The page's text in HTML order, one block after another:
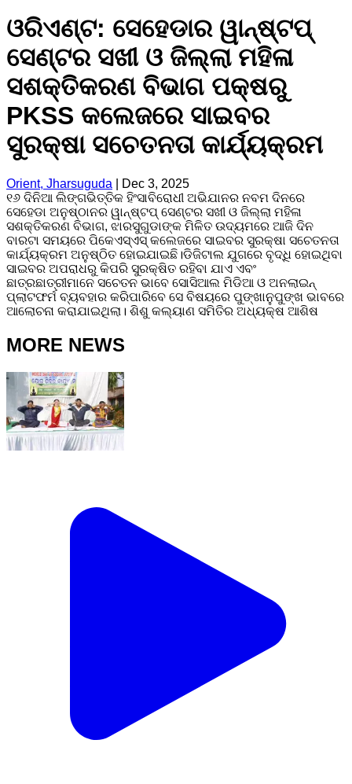
ଓରିଏଣ୍ଟ: ସେହେଡାର ୱାନ୍‌ଷ୍ଟପ୍‌
ସେଣ୍ଟର ସଖୀ ଓ ଜିଲ୍ଲା ମହିଳା
ସଶକ୍ତିକରଣ ବିଭାଗ ପକ୍ଷରୁ
PKSS କଲେଜରେ ସାଇବର
ସୁରକ୍ଷା ସଚେତନତା କାର୍ଯ୍ୟକ୍ରମ
Orient, Jharsuguda
Dec 3, 2025
୧୬ ଦିନିଆ ଲିଙ୍ଗଭିତ୍ତିକ ହିଂସାବିରୋଧୀ ଅଭିଯାନର ନବମ ଦିନରେ
ସେହେଡା ଅନୁଷ୍ଠାନର ୱାନ୍‌ଷ୍ଟପ୍‌ ସେଣ୍ଟର ସଖୀ ଓ ଜିଲ୍ଲା ମହିଳା
ସଶକ୍ତିକରଣ ବିଭାଗ, ଝାରସୁଗୁଡାଙ୍କ ମିଳିତ ଉଦ୍ୟମରେ ଆଜି ଦିନ
ବାରଟା ସମୟରେ ପିକେଏସ୍‌ଏସ୍‌ କଲେଜରେ ସାଇବର ସୁରକ୍ଷା ସଚେତନତା
କାର୍ଯ୍ୟକ୍ରମ ଅନୁଷ୍ଠିତ ହୋଇଯାଇଛି।ଡିଜିଟାଲ ଯୁଗରେ ବୃଦ୍ଧି ହୋଇଥିବା
ସାଇବର ଅପରାଧରୁ କିପରି ସୁରକ୍ଷିତ ରହିବା ଯାଏ ଏବଂ
ଛାତ୍ରଛାତ୍ରୀମାନେ ସଚେତନ ଭାବେ ସୋସିଆଲ ମିଡିଆ ଓ ଅନଲାଇନ୍
ପ୍ଲାଟଫର୍ମ ବ୍ୟବହାର କରିପାରିବେ ସେ ବିଷୟରେ ପୁଙ୍ଖାନୁପୁଙ୍ଖ ଭାବରେ
ଆଲୋଚନା କରାଯାଇଥିଲା। ଶିଶୁ କଲ୍ୟାଣ ସମିତିର ଅଧ୍ୟକ୍ଷ ଆଶିଷ
MORE NEWS